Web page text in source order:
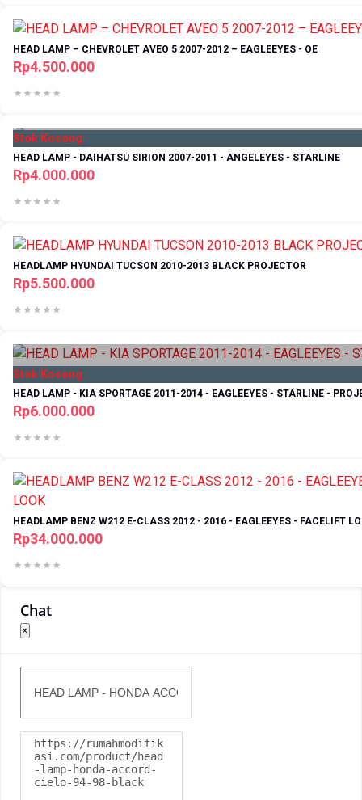
HEAD LAMP – CHEVROLET AVEO 5 2007-2012 – EAGLEEYES - OE
Rp4.500.000
Stok Kosong
HEAD LAMP - DAIHATSU SIRION 2007-2011 - ANGELEYES - STARLINE
Rp4.000.000
HEADLAMP HYUNDAI TUCSON 2010-2013 BLACK PROJECTOR
Rp5.500.000
Stok Kosong
HEAD LAMP - KIA SPORTAGE 2011-2014 - EAGLEEYES - STARLINE -
Rp6.000.000
HEADLAMP BENZ W212 E-CLASS 2012 - 2016 - EAGLEEYES - FACELIFT
Rp34.000.000
Chat
×